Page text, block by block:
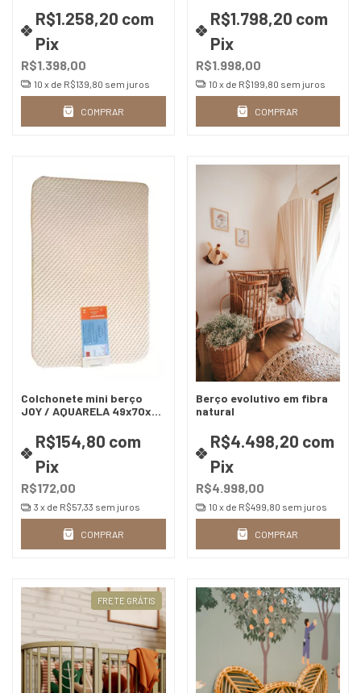
R$1.398,00
R$1.258,20 com
Pix
10 x de R$139,80 sem juros
COMPRAR
de cores
R$1.998,00
R$1.798,20 com
Pix
10 x de R$199,80 sem juros
COMPRAR
Colchonete mini berço
JOY / AQUARELA 49x70x5
R$172,00
R$154,80 com
Pix
3 x de R$57,33 sem juros
COMPRAR
Berço evolutivo em fibra
natural
R$4.998,00
R$4.498,20 com
Pix
10 x de R$499,80 sem juros
COMPRAR
FRETE GRÁTIS